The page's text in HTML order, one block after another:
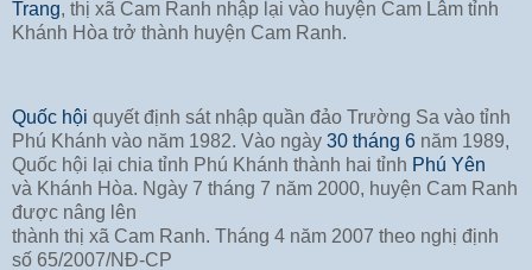
Trang, thị xã Cam Ranh nhập lại vào huyện Cam Lâm tỉnh
Khánh Hòa trở thành huyện Cam Ranh.
Quốc hội quyết định sát nhập quần đảo Trường Sa vào tỉnh
Phú Khánh vào năm 1982. Vào ngày 30 tháng 6 năm 1989,
Quốc hội lại chia tỉnh Phú Khánh thành hai tỉnh Phú Yên
và Khánh Hòa. Ngày 7 tháng 7 năm 2000, huyện Cam Ranh
được nâng lên
thành thị xã Cam Ranh. Tháng 4 năm 2007 theo nghị định
số 65/2007/NĐ-CP